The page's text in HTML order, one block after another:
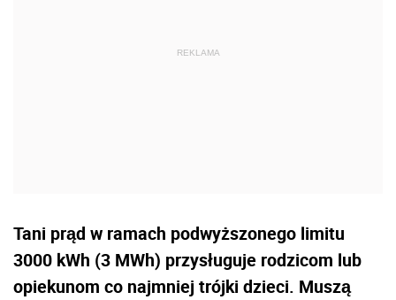
Tani prąd w ramach podwyższonego limitu
3000 kWh (3 MWh) przysługuje rodzicom lub
opiekunom co najmniej trójki dzieci. Muszą